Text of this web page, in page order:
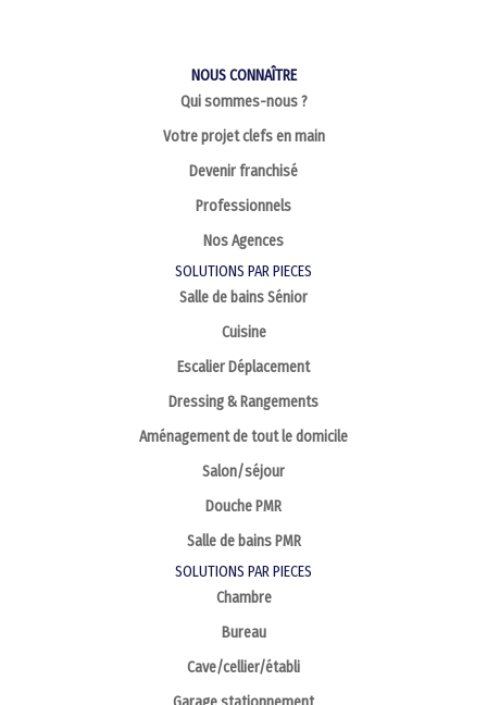
NOUS CONNAÎTRE
Qui sommes-nous ?
Votre projet clefs en main
Devenir franchisé
Professionnels
Nos Agences
SOLUTIONS PAR PIECES
Salle de bains Sénior
Cuisine
Escalier Déplacement
Dressing & Rangements
Aménagement de tout le domicile
Salon/séjour
Douche PMR
Salle de bains PMR
SOLUTIONS PAR PIECES
Chambre
Bureau
Cave/cellier/établi